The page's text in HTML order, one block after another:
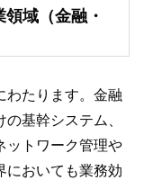
域（金融・
わたります。金融
基幹システム、
ットワーク管理や
においても業務効